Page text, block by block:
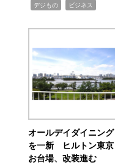
デジもの ビジネス
オールデイダイニング
を一新 ヒルトン東京
お台場、改装進む